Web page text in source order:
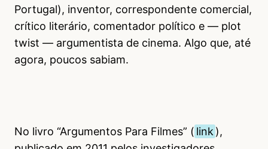
Portugal), inventor, correspondente comercial,
crítico literário, comentador político e — plot
twist — argumentista de cinema. Algo que, até
agora, poucos sabiam.
No livro “Argumentos Para Filmes” ( link),